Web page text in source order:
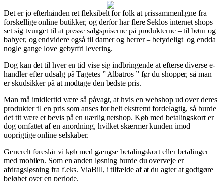
Det er jo efterhånden ret fleksibelt for folk at prissammenligne fra
forskellige online butikker, og derfor har flere Seklos internet shops
set sig tvunget til at presse salgspriserne på produkterne – til børn og
babyer, og endvidere også til damer og herrer – betydeligt, og endda
nogle gange love gebyrfri levering.
Dog kan det til hver en tid vise sig indbringende at efterse diverse e-
handler efter udsalg på Tagetes ” Albatros ” før du shopper, så man
er skudsikker på at modtage den bedste pris.
Man må imidlertid være så påvagt, at hvis en webshop udlover deres
produkter til en pris som anses for helt ekstremt fordelagtig, så burde
det tit være et bevis på en uærlig netshop. Køb med betalingskort er
dog omfattet af en anordning, hvilket skærmer kunden imod
uoprigtige online selskaber.
Generelt foreslår vi køb med gængse betalingskort eller betalinger
med mobilen. Som en anden løsning burde du overveje en
afdragsløsning fra f.eks. ViaBill, i tilfælde af at du agter at godtgøre
beløbet over en periode.